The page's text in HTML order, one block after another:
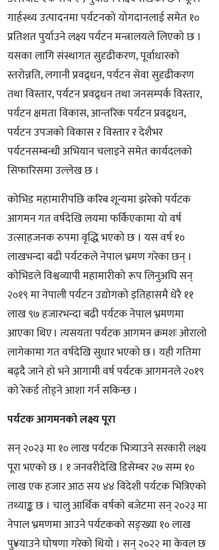
गार्हस्थ्य उत्पादनमा पर्यटनको योगदानलाई समेत १०
प्रतिशत पुर्याउने लक्ष्य पर्यटन मन्त्रालयले लिएको छ ।
यसका लागि संस्थागत सुदृढीकरण, पूर्वाधारको
स्तरोन्नति, लगानी प्रवद्र्धन, पर्यटन सेवा सुदृढीकरण
तथा विस्तार, पर्यटन प्रवद्र्धन तथा जनसम्पर्क विस्तार,
पर्यटन क्षमता विकास, आन्तरिक पर्यटन प्रवद्र्धन,
पर्यटन उपजको विकास र विस्तार र देशैभर
पर्यटनसम्बन्धी अभियान चलाइने समेत कार्यदलको
सिफारिसमा उल्लेख छ ।
कोभिड महामारीपछि करिब शून्यमा झरेको पर्यटक
आगमन गत वर्षदेखि लयमा फर्किएकामा यो वर्ष
उत्साहजनक रुपमा वृद्धि भएको छ । यस वर्ष १०
लाखभन्दा बढी पर्यटकले नेपाल भ्रमण गरेका छन् ।
कोभिडले विश्वव्यापी महामारीको रूप लिनुअघि सन्
२०१९ मा नेपाली पर्यटन उद्योगको इतिहासमै धेरै ११
लाख ९७ हजारभन्दा बढी पर्यटक नेपाल भ्रमणमा
आएका थिए । त्यसयता पर्यटक आगमन क्रमशः ओरालो
लागेकामा गत वर्षदेखि सुधार भएको छ । यही गतिमा
बढ्दै जाने हो भने आगामी वर्ष पर्यटक आगमनले २०१९
को रेकर्ड तोड्ने आशा गर्न सकिन्छ ।
पर्यटक आगमनको लक्ष्य पूरा
सन् २०२३ मा १० लाख पर्यटक भित्र्याउने सरकारी लक्ष्य
पूरा भएको छ । १ जनवरीदेखि डिसेम्बर २७ सम्म १०
लाख एक हजार आठ सय ४४ विदेशी पर्यटक भित्रिएको
तथ्याङ्क छ । चालु आर्थिक वर्षको बजेटमा सन् २०२३ मा
नेपाल भ्रमणमा आउने पर्यटकको सङ्ख्या १० लाख
पु¥याउने घोषणा गरेको थियो । सन् २०२२ मा केवल छ